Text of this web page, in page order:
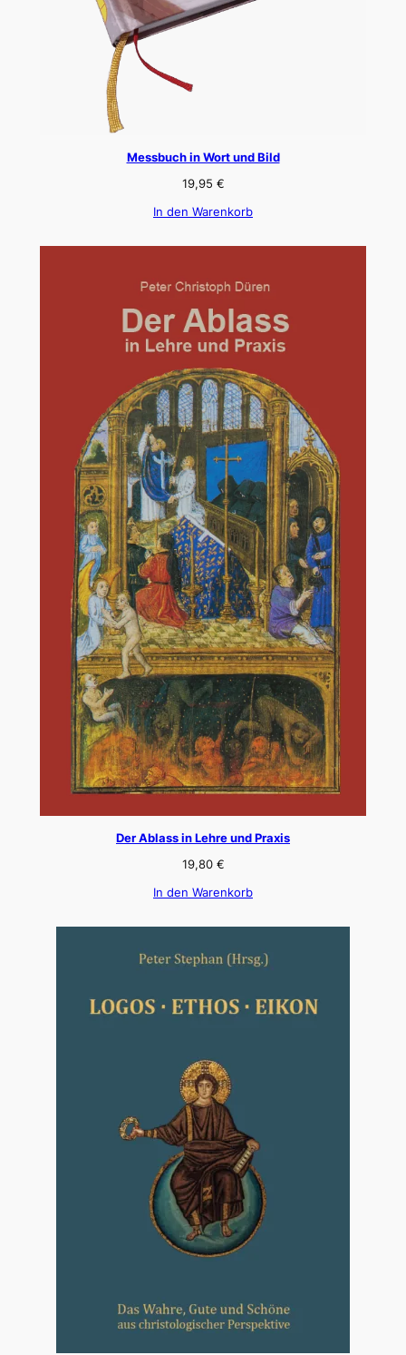
Messbuch in Wort und Bild
19,95 €
In den Warenkorb
Der Ablass in Lehre und Praxis
19,80 €
In den Warenkorb